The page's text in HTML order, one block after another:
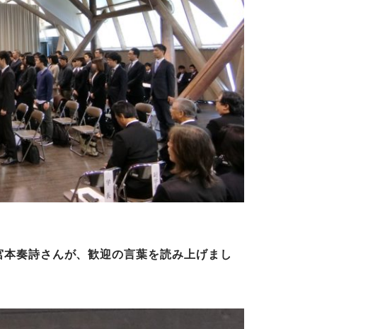
奏詩さんが、歓迎の言葉を読み上げまし